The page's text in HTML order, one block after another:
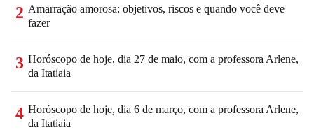
2 Amarração amorosa: objetivos, riscos e quando você deve
fazer
3 Horóscopo de hoje, dia 27 de maio, com a professora Arlene,
da Itatiaia
4 Horóscopo de hoje, dia 6 de março, com a professora Arlene,
da Itatiaia